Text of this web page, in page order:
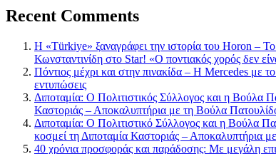
Recent Comments
Η «Türkiye» ξαναγράφει την ιστορία του Horon –
Κωνσταντινίδη στο Star! «Ο ποντιακός χορός δεν
Πόντιος μέχρι και στην πινακίδα – Η Mercedes με
εντυπώσεις
Διποταμία: Ο Πολιτιστικός Σύλλογος και η Βούλα
Καστοριάς – Αποκαλυπτήρια με τη Βούλα
Διποταμία: Ο Πολιτιστικό Σύλλογος και η Βούλα
κοσμεί τη Διποταμία Καστοριάς – Αποκαλυπτήρια
40 χρόνια προσφοράς και παράδοσης: Με μεγάλη